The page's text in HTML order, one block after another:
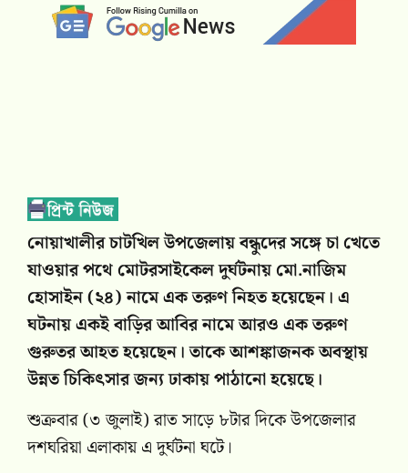
নোয়াখালীর চাটখিল উপজেলায় বন্ধুদের সঙ্গে চা খেতে
যাওয়ার পথে মোটরসাইকেল দুর্ঘটনায় মো.নাজিম
হোসাইন (২৪) নামে এক তরুণ নিহত হয়েছেন। এ
ঘটনায় একই বাড়ির আবির নামে আরও এক তরুণ
গুরুতর আহত হয়েছেন। তাকে আশঙ্কাজনক অবস্থায়
উন্নত চিকিৎসার জন্য ঢাকায় পাঠানো হয়েছে।
শুক্রবার (৩ জুলাই) রাত সাড়ে ৮টার দিকে উপজেলার
দশঘরিয়া এলাকায় এ দুর্ঘটনা ঘটে।